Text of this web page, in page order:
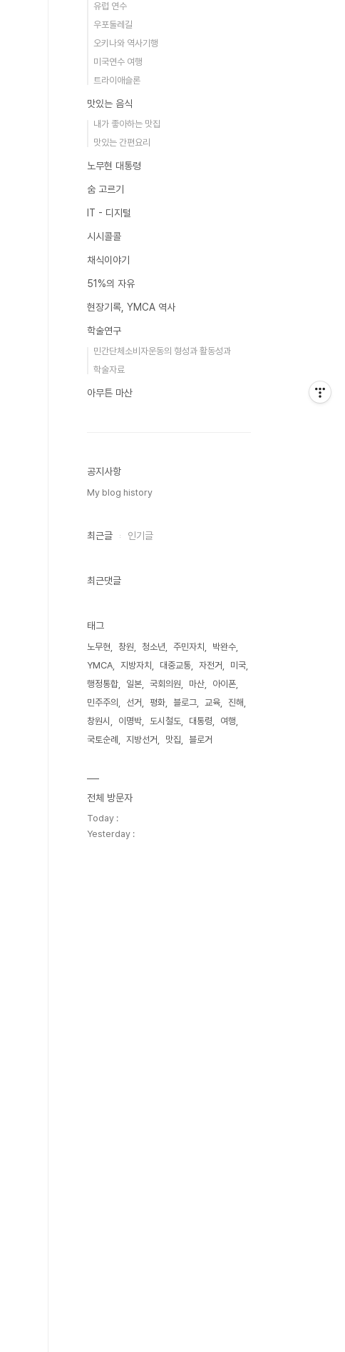
유럽 연수
우포둘레길
오키나와 역사기행
미국연수 여행
트라이애슬론
맛있는 음식
내가 좋아하는 맛집
맛있는 간편요리
노무현 대통령
숨 고르기
IT - 디지털
시시콜콜
채식이야기
51%의 자유
현장기록, YMCA 역사
학술연구
민간단체소비자운동의 형성과 활동성과
학술자료
아무튼 마산
공지사항
My blog history
최근글 인기글
최근댓글
태그
노무현 창원 청소년 주민자치
박완수
YMCA
지방자치 대중교통 자전거
미국
행정통합
일본 국회의원 마산
아이폰
민주주의
선거 평화 블로그 교육
진해
창원시
이명박 도시철도 대통령
여행
국토순례
지방선거 맛집 블로거
전체 방문자
Today :
Yesterday :